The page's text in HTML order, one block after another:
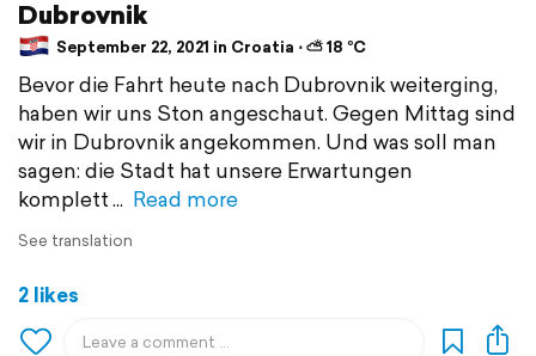
Dubrovnik
September 22, 2021 in Croatia ⋅ ⛅ 18 °C
Bevor die Fahrt heute nach Dubrovnik weiterging,
haben wir uns Ston angeschaut. Gegen Mittag sind
wir in Dubrovnik angekommen. Und was soll man
sagen: die Stadt hat unsere Erwartungen
komplett
Read more
See translation
2 likes